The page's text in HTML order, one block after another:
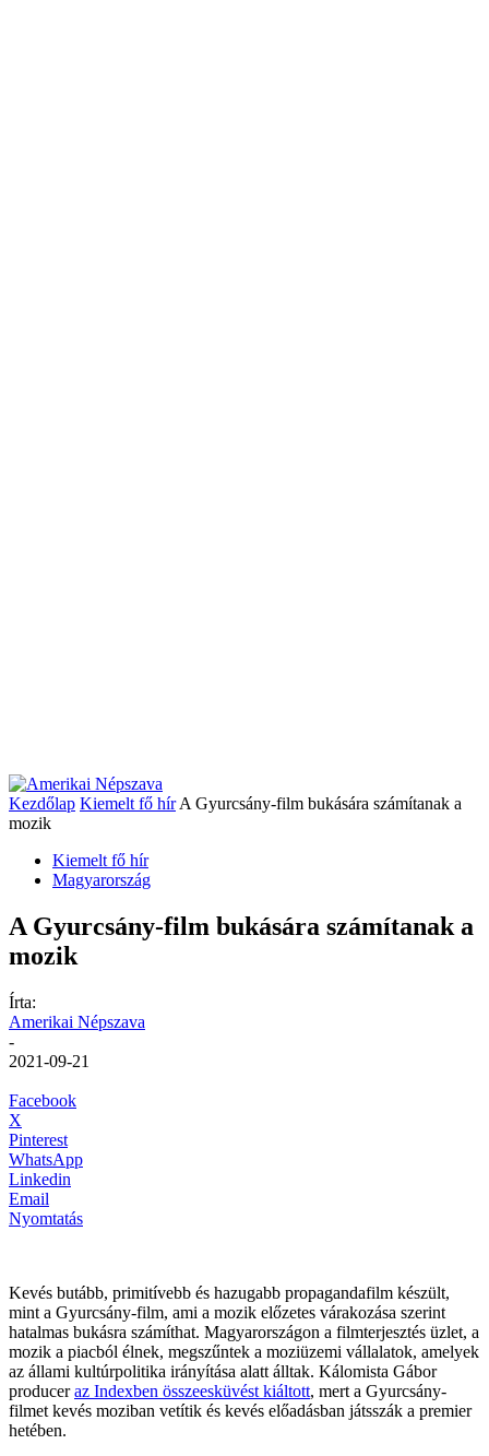
Kezdőlap Kiemelt fő hír A Gyurcsány-film bukására számítanak a
mozik
Kiemelt fő hír
Magyarország
A Gyurcsány-film bukására számítanak a
mozik
Írta:
Amerikai Népszava
-
2021-09-21
Facebook
X
Pinterest
WhatsApp
Linkedin
Email
Nyomtatás
Kevés butább, primitívebb és hazugabb propagandafilm készült,
mint a Gyurcsány-film, ami a mozik előzetes várakozása szerint
hatalmas bukásra számíthat. Magyarországon a filmterjesztés üzlet, a
mozik a piacból élnek, megszűntek a moziüzemi vállalatok, amelyek
az állami kultúrpolitika irányítása alatt álltak. Kálomista Gábor
produceraz Indexben összeesküvést kiáltott, mert a Gyurcsány-
filmet kevés moziban vetítik és kevés előadásban játsszák a premier
hetében.